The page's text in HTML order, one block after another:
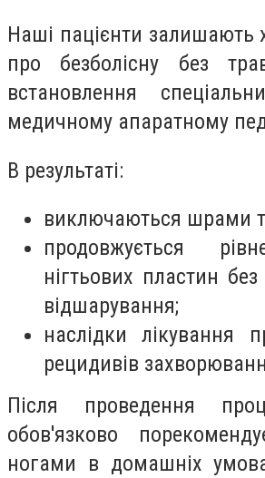
Наші пацієнти залишають
про безболісну без
встановлення
медичному апаратному
В результаті:
виключаються шрами
продовжується
нігтьових пластин
відшарування;
наслідки лікування
рецидивів
Після проведення
обов'язково
ногами в домашніх